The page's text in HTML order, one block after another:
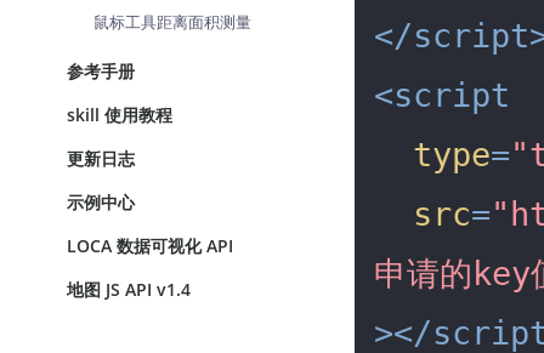
鼠标工具距离面积测量
参考手册
skill 使用教程
更新日志
示例中心
LOCA 数据可视化 API
地图 JS API v1.4
</script
<script
type=
src=
申请的key
></